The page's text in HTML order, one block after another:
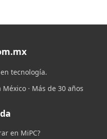
tecnología.
· Más de 30 años
en MiPC?